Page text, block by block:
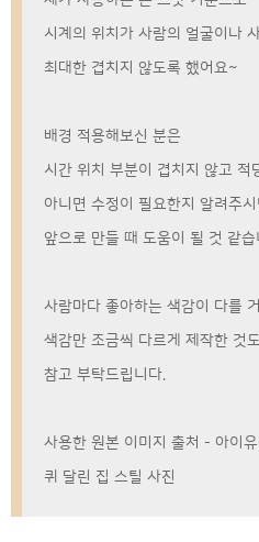
시계의 위치가 사람의 얼굴이나
최대한 겹치지 않도록 했어요~
배경 적용해보신 분은
시간 위치 부분이 겹치지 않고 적
아니면 수정이 필요한지 알려주시
앞으로 만들 때 도움이 될 것 같
사람마다 좋아하는 색감이 다를
색감만 조금씩 다르게 제작한 것
참고 부탁드립니다.
사용한 원본 이미지 출처 - 아이
퀴 달린 집 스틸 사진